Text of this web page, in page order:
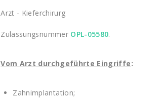
Arzt - Kieferchirurg
Zulassungsnummer OPL-05580.
Vom Arzt durchgeführte Eingriffe:
Zahnimplantation;